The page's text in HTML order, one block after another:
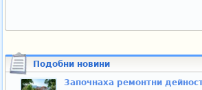
Подобни новини
Започнаха ремонтни